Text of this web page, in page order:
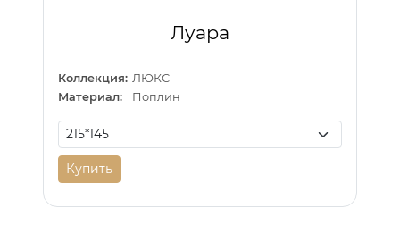
Луара
Коллекция: ЛЮКС
Материал:
Поплин
Купить